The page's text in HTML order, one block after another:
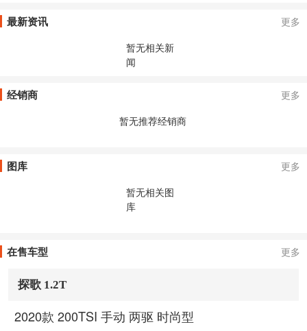
最新资讯
更多
暂无相关新
闻
经销商
更多
暂无推荐经销商
图库
更多
暂无相关图
库
在售车型 更多
探歌 1.2T
2020款 200TSI 手动 两驱 时尚型